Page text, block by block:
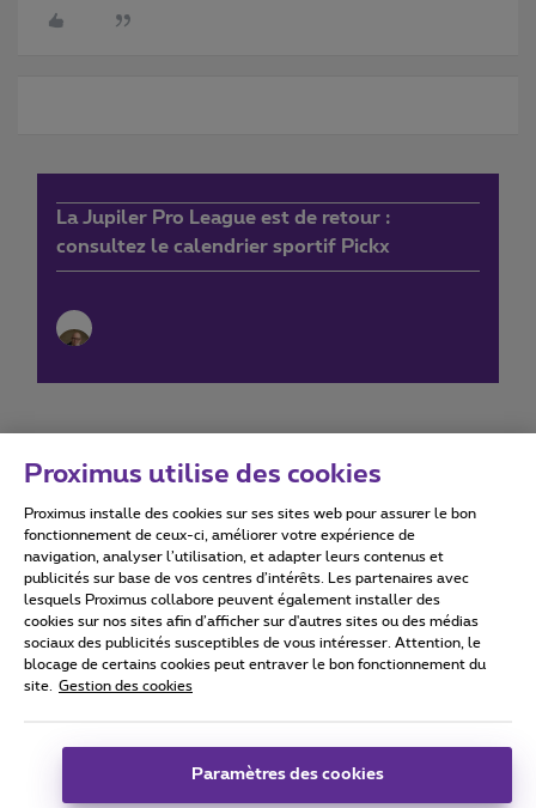
La Jupiler Pro League est de retour :
consultez le calendrier sportif Pickx
Conditions d'utilisation Accessibility statement
Tous droits réservés. © 2026 Proximus
Conditions générales, info consommateur
Coordonnées de l’entreprise
Proximus utilise des cookies
Proximus installe des cookies sur ses sites web pour assurer le bon
fonctionnement de ceux-ci, améliorer votre expérience de
navigation, analyser l’utilisation, et adapter leurs contenus et
publicités sur base de vos centres d’intérêts. Les partenaires avec
lesquels Proximus collabore peuvent également installer des
cookies sur nos sites afin d’afficher sur d'autres sites ou des médias
sociaux des publicités susceptibles de vous intéresser. Attention, le
blocage de certains cookies peut entraver le bon fonctionnement du
site.
Gestion des cookies
Paramètres des cookies